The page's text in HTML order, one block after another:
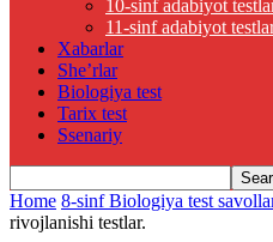
10-sinf adabiyot
11-sinf adabiyot
Xabarlar
She’rlar
Biologiya test
Tarix test
Ssenariy
Home 8-sinf Biologiya test
rivojlanishi testlar.